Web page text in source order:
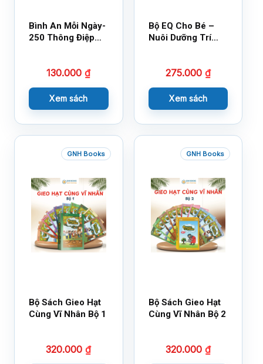
Bình An Mỗi Ngày-
250 Thông Điệp
130.000₫
Xem sách
Bộ EQ Cho Bé –
Nuôi Dưỡng Trí
275.000 ₫
Xem sách
GNH Books
Bộ Sách Gieo Hạt
Cùng Vĩ Nhân Bộ 1
320.000₫
GNH Books
Bộ Sách Gieo Hạt
Cùng Vĩ Nhân Bộ 2
320.000 ₫